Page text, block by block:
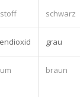
schwarz
grau
braun